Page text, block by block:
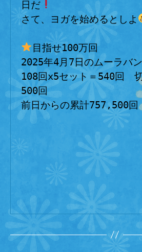
日だ
さて、ヨガを始めるとしよ
目指せ100万回
2025年4月7日のムーラバ
108回x5セット＝540回　
500回
前日からの累計757,500回